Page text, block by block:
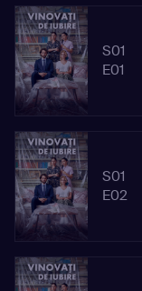
S01
E01
S01
E02